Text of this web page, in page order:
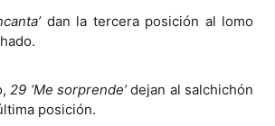
dan la tercera posición al lomo
29 ‘Me sorprende’dejan al salchichón
posición.